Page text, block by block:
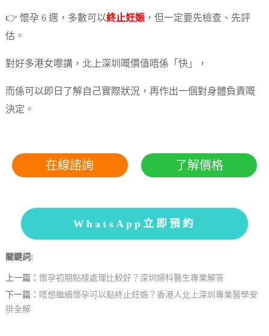
👉 懷孕 6 週，多數可以終止妊娠，但一定要先檢查、先評
估。
對好多港女嚟講，北上深圳嘅價值唔係「快」，
而係可以即日了解自己實際狀況，再作出一個對身體負責嘅
決定。
在線諮詢 了解價格
WhatsApp立即預約
關鍵詞:
上一篇： 懷孕初期點樣處理比較好？深圳婦科醫生專業解答
下一篇： 唔想繼續懷孕可以點終止妊娠？香港人北上深圳專業醫學安
排全解